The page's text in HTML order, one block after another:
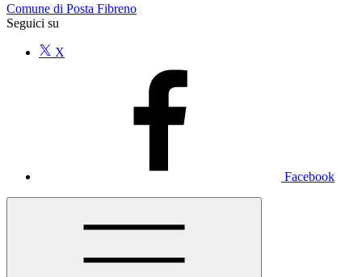
Comune di Posta Fibreno
Seguici su
X
Facebook